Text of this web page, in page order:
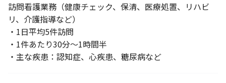
訪問看護業務（健康チェック、保清、医療処置、リハビ
リ、介護指導など）
・1日平均5件訪問
・1件あたり30分～1時間半
・主な疾患：認知症、心疾患、糖尿病など